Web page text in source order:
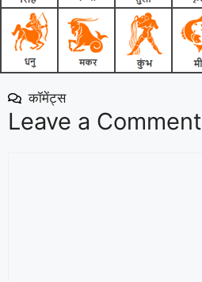
कॉमेंट्स
Leave a Comment